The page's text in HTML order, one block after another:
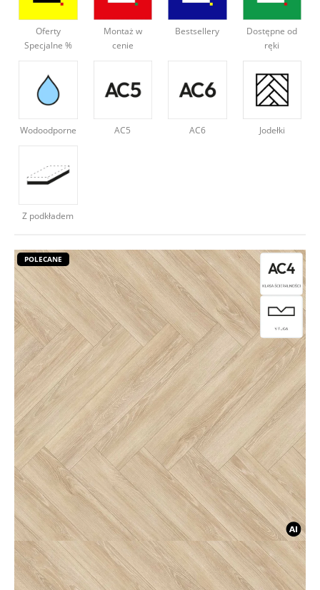
Deweloperzy
Aktualności
Oferty
Specjalne %
Montaż w
cenie
Bestsellery
Dostępne od
ręki
Wodoodporne AC5 AC6 Jodełki
Z podkładem
POLECANE